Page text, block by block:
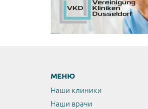
МЕНЮ
Наши клиники
Наши врачи